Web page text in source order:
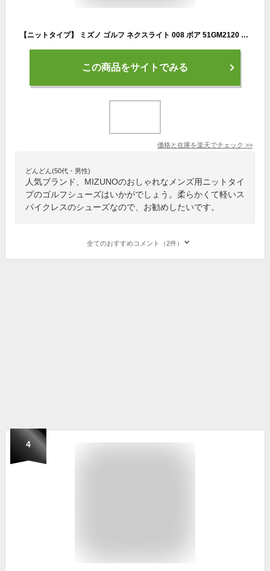
【ニットタイプ】 ミズノ ゴルフ ネクスライト 008 ボア 51GM2120 スパイクレス ゴルフシューズ ライトブルー（22） MIZUNO NEXLITE BOA【あす楽対応】
この商品をサイトでみる
価格と在庫を楽天でチェック >>
どんどん(50代・男性)
人気ブランド、MIZUNOのおしゃれなメンズ用ニットタイ
プのゴルフシューズはいかがでしょう。柔らかくて軽いス
パイクレスのシューズなので、お勧めしたいです。
全てのおすすめコメント（2件）
4